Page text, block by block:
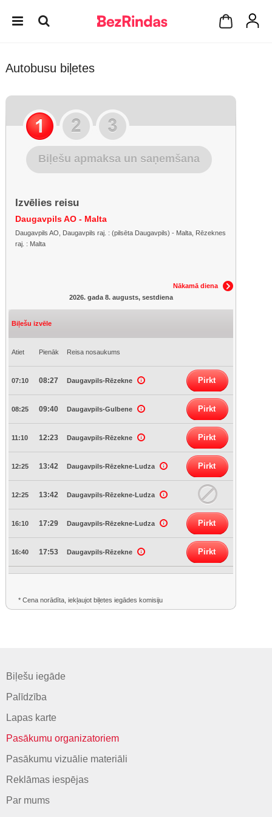
Autobusu biļetes
Biļešu apmaksa un saņemšana
Izvēlies reisu
Daugavpils AO - Malta
Daugavpils AO, Daugavpils raj. : (pilsēta Daugavpils) - Malta, Rēzeknes
raj. : Malta
Nākamā diena
2026. gada 8. augusts, sestdiena
Biļešu izvēle
Atiet Pienāk Reisa nosaukums
07:10 08:27 Daugavpils-Rēzekne Pirkt
08:25 09:40 Daugavpils-Gulbene Pirkt
11:10 12:23 Daugavpils-Rēzekne Pirkt
12:25 13:42 Daugavpils-Rēzekne-Ludza Pirkt
12:25 13:42 Daugavpils-Rēzekne-Ludza
16:10 17:29 Daugavpils-Rēzekne-Ludza Pirkt
16:40 17:53 Daugavpils-Rēzekne Pirkt
* Cena norādīta, iekļaujot biļetes iegādes komisiju
Biļešu iegāde
Palīdzība
Lapas karte
Pasākumu organizatoriem
Pasākumu vizuālie materiāli
Reklāmas iespējas
Par mums